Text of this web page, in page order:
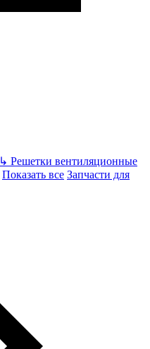
↳ Решетки вентиляционные
Показать все Запчасти для